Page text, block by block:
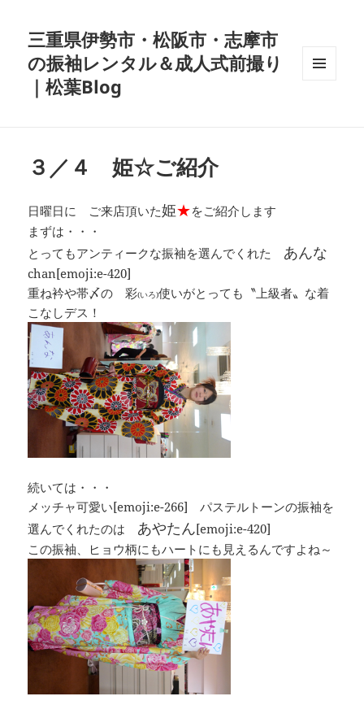
三重県伊勢市・松阪市・志摩市
の振袖レンタル＆成人式前撮り
｜松葉Blog
３／４ 姫☆ご紹介
日曜日に ご来店頂いた姫★をご紹介します
まずは・・・
とってもアンティークな振袖を選んでくれた あんな
chan[emoji:e-420]
重ね衿や帯〆の 彩(いろ)使いがとっても〝上級者〟な着
こなしデス！
続いては・・・
メッチャ可愛い[emoji:e-266] パステルトーンの振袖を
選んでくれたのは あやたん[emoji:e-420]
この振袖、ヒョウ柄にもハートにも見えるんですよね～